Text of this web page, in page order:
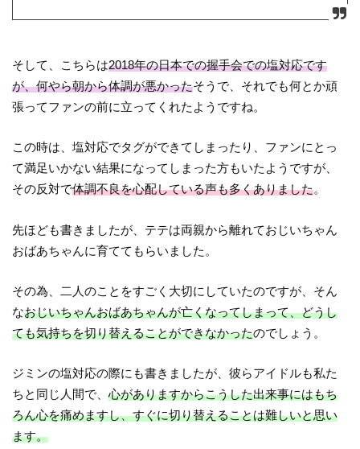
そして、こちらは2018年の日本での握手会での塩対応です
が、何やら朝から体調が悪かったそうで、それでも何とか頑
張ってファンの前に立ってくれたようですね。
この時は、塩対応でタグができてしまったり、ファンにとっ
て満足いかない結果になってしまった方もいたようですが、
その反対で体調不良を心配している声も多くありました。
先ほども書きましたが、テテは両親から離れておじいちゃん
おばあちゃんに育ててもらいました。
その為、二人のことをすごく大切にしていたのですが、そん
なおじいちゃんおばあちゃんが亡くなってしまって、どうし
ても気持ちを切り替えることができなかったのでしょう。
ジミンの塩対応の際にも書きましたが、彼らアイドルも私た
ちと同じ人間で、心がありますからこうした出来事にはもち
ろん心を痛めますし、すぐに切り替えることは難しいと思い
ます。